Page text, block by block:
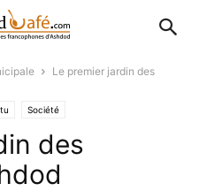
Le premier jardin des
Société
des